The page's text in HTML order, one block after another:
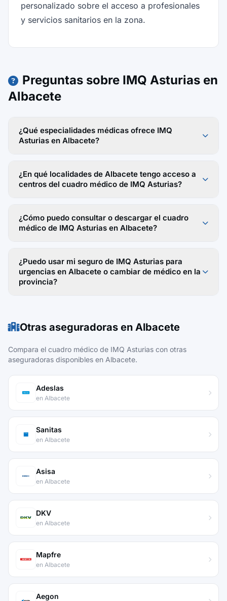
personalizado sobre el acceso a profesionales
y servicios sanitarios en la zona.
Preguntas sobre IMQ Asturias en
Albacete
¿Qué especialidades médicas ofrece IMQ
Asturias en Albacete?
¿En qué localidades de Albacete tengo acceso a
centros del cuadro médico de IMQ Asturias?
¿Cómo puedo consultar o descargar el cuadro
médico de IMQ Asturias en Albacete?
¿Puedo usar mi seguro de IMQ Asturias para
urgencias en Albacete o cambiar de médico en la
provincia?
Otras aseguradoras en Albacete
Compara el cuadro médico de IMQ Asturias con otras
aseguradoras disponibles en Albacete.
Adeslas
en Albacete
Sanitas
en Albacete
Asisa
en Albacete
DKV
en Albacete
Mapfre
en Albacete
Aegon